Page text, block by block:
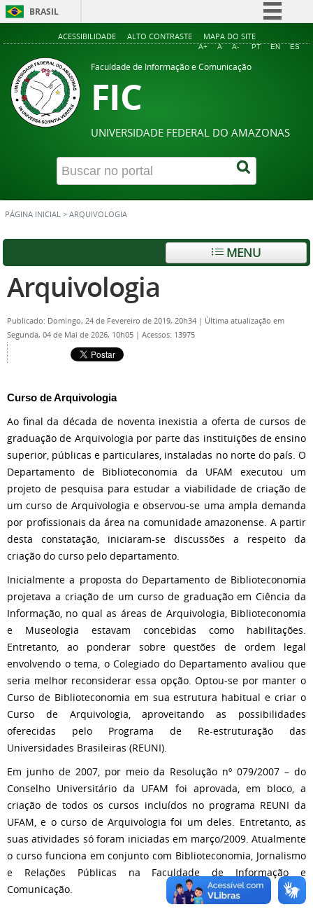
BRASIL
Simplifique!
ACESSIBILIDADE ALTO CONTRASTE MAPA DO SITE
A+ A A- PT EN ES
Faculdade de Informação e Comunicação
FIC
UNIVERSIDADE FEDERAL DO AMAZONAS
PÁGINA INICIAL > ARQUIVOLOGIA
MENU
Arquivologia
Publicado: Domingo, 24 de Fevereiro de 2019, 20h34 | Última atualização em
Segunda, 04 de Mai de 2026, 10h05 | Acessos: 13975
Curso de Arquivologia
Ao final da década de noventa inexistia a oferta de cursos de
graduação de Arquivologia por parte das instituições de ensino
superior, públicas e particulares, instaladas no norte do país. O
Departamento de Biblioteconomia da UFAM executou um
projeto de pesquisa para estudar a viabilidade de criação de
um curso de Arquivologia e observou-se uma ampla demanda
por profissionais da área na comunidade amazonense. A partir
desta constatação, iniciaram-se discussões a respeito da
criação do curso pelo departamento.
Inicialmente a proposta do Departamento de Biblioteconomia
projetava a criação de um curso de graduação em Ciência da
Informação, no qual as áreas de Arquivologia, Biblioteconomia
e Museologia estavam concebidas como habilitações.
Entretanto, ao ponderar sobre questões de ordem legal
envolvendo o tema, o Colegiado do Departamento avaliou que
seria melhor reconsiderar essa opção. Optou-se por manter o
Curso de Biblioteconomia em sua estrutura habitual e criar o
Curso de Arquivologia, aproveitando as possibilidades
oferecidas pelo Programa de Re-estruturação das
Universidades Brasileiras (REUNI).
Em junho de 2007, por meio da Resolução nº 079/2007 – do
Conselho Universitário da UFAM foi aprovada, em bloco, a
criação de todos os cursos incluídos no programa REUNI da
UFAM, e o curso de Arquivologia foi um deles. Entretanto, as
suas atividades só foram iniciadas em março/2009. Atualmente
o curso funciona em conjunto com Biblioteconomia, Jornalismo
e Relações Públicas na Faculdade de Informação e
Comunicação.